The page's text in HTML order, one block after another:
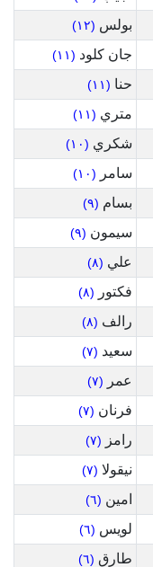
بولس (١٢)
جان كلود (١١)
حنا (١١)
متري (١١)
شكري (١٠)
سامر (١٠)
بسام (٩)
سيمون (٩)
علي (٨)
فكتور (٨)
رالف (٨)
سعيد (٧)
عمر (٧)
فرنان (٧)
رامز (٧)
نيقولا (٧)
امين (٦)
لويس (٦)
طارق (٦)